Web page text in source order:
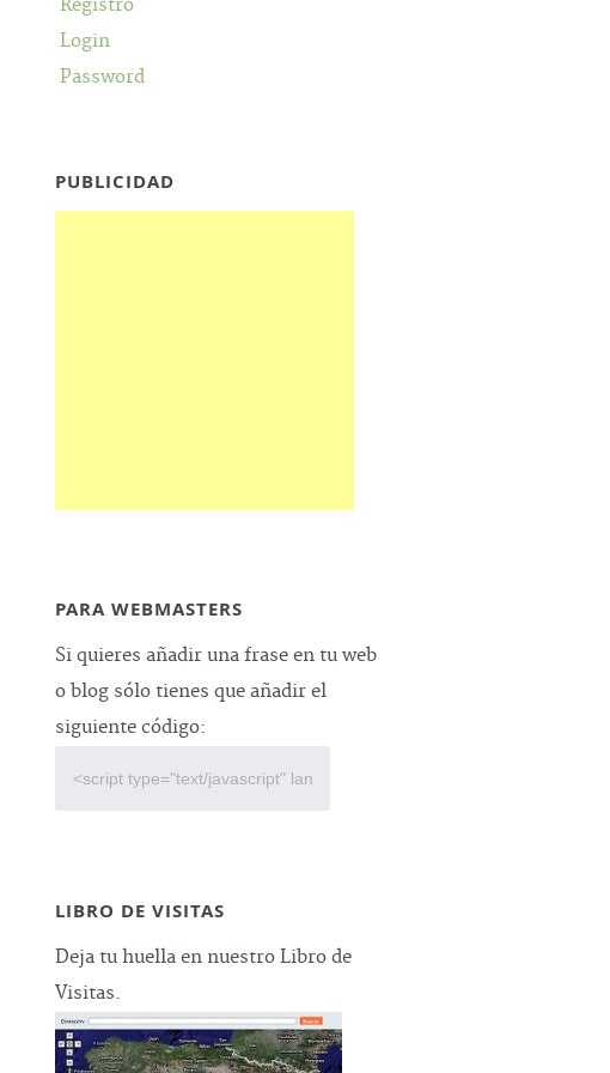
Registro
Login
Password
PUBLICIDAD
PARA WEBMASTERS
Si quieres añadir una frase en tu web
o blog sólo tienes que añadir el
siguiente código:
LIBRO DE VISITAS
Deja tu huella en nuestro Libro de
Visitas.